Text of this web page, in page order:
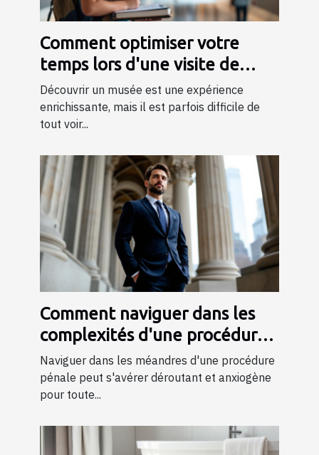
Comment optimiser votre
temps lors d'une visite de
musée ?
Découvrir un musée est une expérience
enrichissante, mais il est parfois difficile de
tout voir...
Comment naviguer dans les
complexités d'une procédure
pénale ?
Naviguer dans les méandres d'une procédure
pénale peut s'avérer déroutant et anxiogène
pour toute...